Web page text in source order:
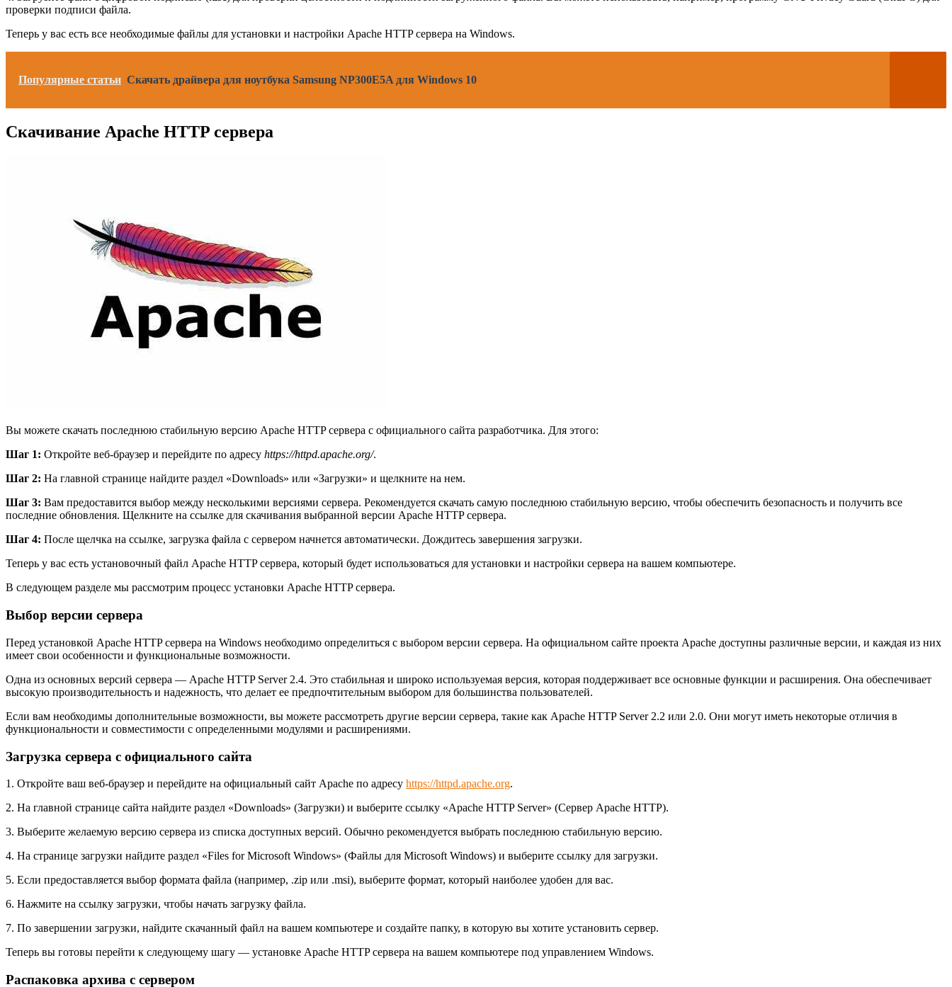
проверки подписи файла.
Теперь у вас есть все необходимые файлы для установки и настройки Apache HTTP сервера на Windows.
Популярные статьи Скачать драйвера для ноутбука Samsung NP300E5A для Windows 10
Скачивание Apache HTTP сервера
Вы можете скачать последнюю стабильную версию Apache HTTP сервера с официального сайта разработчика. Для этого:
Шаг 1: Откройте веб-браузер и перейдите по адресу https://httpd.apache.org/.
Шаг 2: На главной странице найдите раздел «Downloads» или «Загрузки» и щелкните на нем.
Шаг 3: Вам предоставится выбор между несколькими версиями сервера. Рекомендуется скачать самую последнюю стабильную версию, чтобы обеспечить безопасность и получить все
последние обновления. Щелкните на ссылке для скачивания выбранной версии Apache HTTP сервера.
Шаг 4: После щелчка на ссылке, загрузка файла с сервером начнется автоматически. Дождитесь завершения загрузки.
Теперь у вас есть установочный файл Apache HTTP сервера, который будет использоваться для установки и настройки сервера на вашем компьютере.
В следующем разделе мы рассмотрим процесс установки Apache HTTP сервера.
Выбор версии сервера
Перед установкой Apache HTTP сервера на Windows необходимо определиться с выбором версии сервера. На официальном сайте проекта Apache доступны различные версии, и каждая из них
имеет свои особенности и функциональные возможности.
Одна из основных версий сервера — Apache HTTP Server 2.4. Это стабильная и широко используемая версия, которая поддерживает все основные функции и расширения. Она обеспечивает
высокую производительность и надежность, что делает ее предпочтительным выбором для большинства пользователей.
Если вам необходимы дополнительные возможности, вы можете рассмотреть другие версии сервера, такие как Apache HTTP Server 2.2 или 2.0. Они могут иметь некоторые отличия в
функциональности и совместимости с определенными модулями и расширениями.
Загрузка сервера с официального сайта
1. Откройте ваш веб-браузер и перейдите на официальный сайт Apache по адресу https://httpd.apache.org.
2. На главной странице сайта найдите раздел «Downloads» (Загрузки) и выберите ссылку «Apache HTTP Server» (Сервер Apache HTTP).
3. Выберите желаемую версию сервера из списка доступных версий. Обычно рекомендуется выбрать последнюю стабильную версию.
4. На странице загрузки найдите раздел «Files for Microsoft Windows» (Файлы для Microsoft Windows) и выберите ссылку для загрузки.
5. Если предоставляется выбор формата файла (например, .zip или .msi), выберите формат, который наиболее удобен для вас.
6. Нажмите на ссылку загрузки, чтобы начать загрузку файла.
7. По завершении загрузки, найдите скачанный файл на вашем компьютере и создайте папку, в которую вы хотите установить сервер.
Теперь вы готовы перейти к следующему шагу — установке Apache HTTP сервера на вашем компьютере под управлением Windows.
Распаковка архива с сервером